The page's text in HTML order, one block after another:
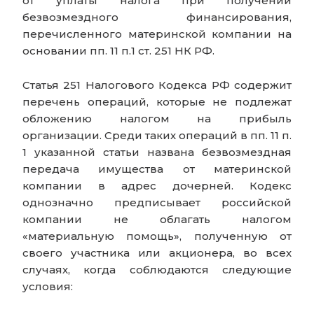
безвозмездного финансирования,
перечисленного материнской компании на
основании пп. 11 п.1 ст. 251 НК РФ.
Статья 251 Налогового Кодекса РФ содержит
перечень операций, которые не подлежат
обложению налогом на прибыль
организации. Среди таких операций в пп. 11 п.
1 указанной статьи названа безвозмездная
передача имущества от материнской
компании в адрес дочерней. Кодекс
однозначно предписывает российской
компании не облагать налогом
«материальную помощь», полученную от
своего участника или акционера, во всех
случаях, когда соблюдаются следующие
условия: